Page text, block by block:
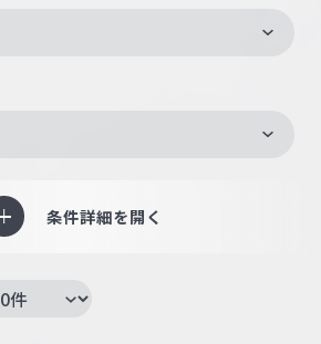
条件詳細を開く